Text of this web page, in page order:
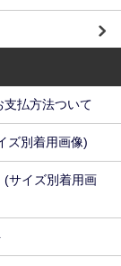
支払方法ついて
ズ別着用画像)
(サイズ別着用画